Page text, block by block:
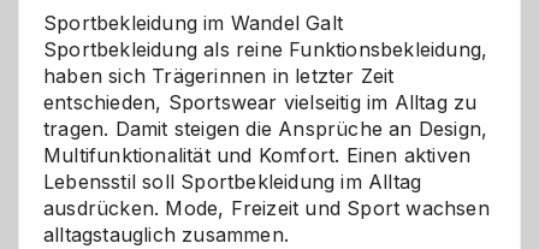
Chaos
Sportbekleidung im Wandel Galt
Sportbekleidung als reine Funktionsbekleidung,
haben sich Trägerinnen in letzter Zeit
entschieden, Sportswear vielseitig im Alltag zu
tragen. Damit steigen die Ansprüche an Design,
Multifunktionalität und Komfort. Einen aktiven
Lebensstil soll Sportbekleidung im Alltag
ausdrücken. Mode, Freizeit und Sport wachsen
alltagstauglich zusammen.